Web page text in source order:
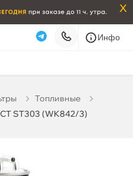
x
Инфо
Топливные
ST303 (WK842/3)